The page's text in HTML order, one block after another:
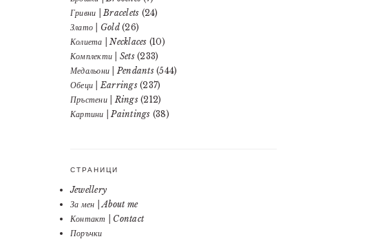
Гривни | Bracelets (24)
Злато | Gold(26)
Колиета | Necklaces (10)
Комплекти | Sets(233)
Медальони | Pendants(544)
Обеци | Earrings(237)
Пръстени | Rings(212)
Картини | Paintings (38)
СТРАНИЦИ
Jewellery
За мен | About me
Контакт | Contact
Поръчки